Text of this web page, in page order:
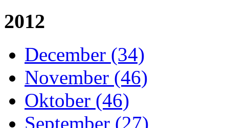
2012
December (34)
November (46)
Oktober (46)
September (27)